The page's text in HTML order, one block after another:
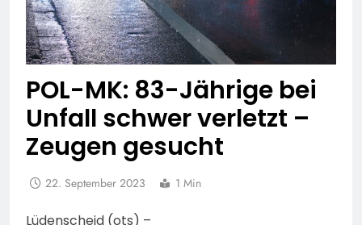
POL-MK: 83-Jährige bei
Unfall schwer verletzt –
Zeugen gesucht
22. September 2023 1 Min
Lüdenscheid (ots) –